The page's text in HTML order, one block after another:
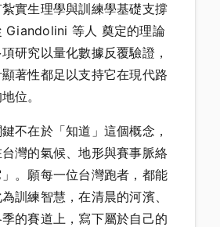
實生理學與訓練學基礎支撐
Giandolini 等人 奠定的理論
研究以量化數據反覆驗證，
著性都足以支持它在現代路
位。
不在於「知道」這個概念，
灣的氣候、地形與賽事脈絡
。願每一位台灣跑者，都能
訓練智慧，在清晨的河濱、
的賽道上，寫下屬於自己的